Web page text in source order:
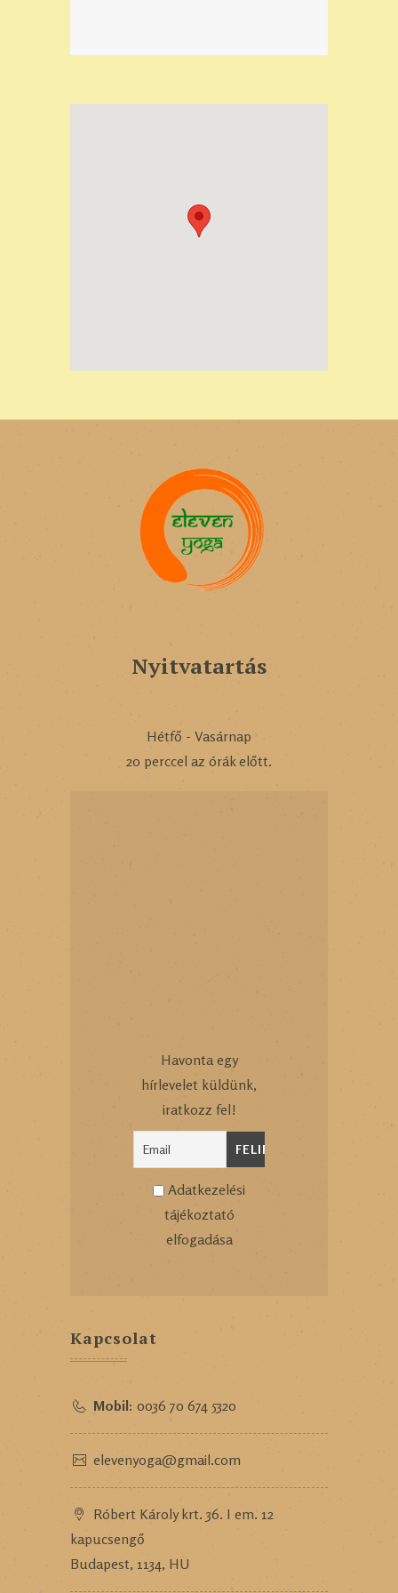
Nyitvatartás
Hétfő - Vasárnap
20 perccel az órák előtt.
Havonta egy
hírlevelet küldünk,
iratkozz fel!
Adatkezelési
tájékoztató
elfogadása
Kapcsolat
Mobil: 0036 70 674 5320
elevenyoga@gmail.com
Róbert Károly krt. 36. I em. 12
kapucsengő
Budapest, 1134, HU